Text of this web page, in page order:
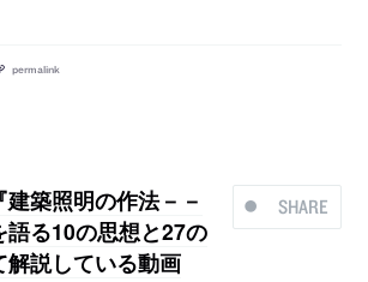
permalink
SHARE
築照明の作法－－
語る10の思想と27の
解説している動画